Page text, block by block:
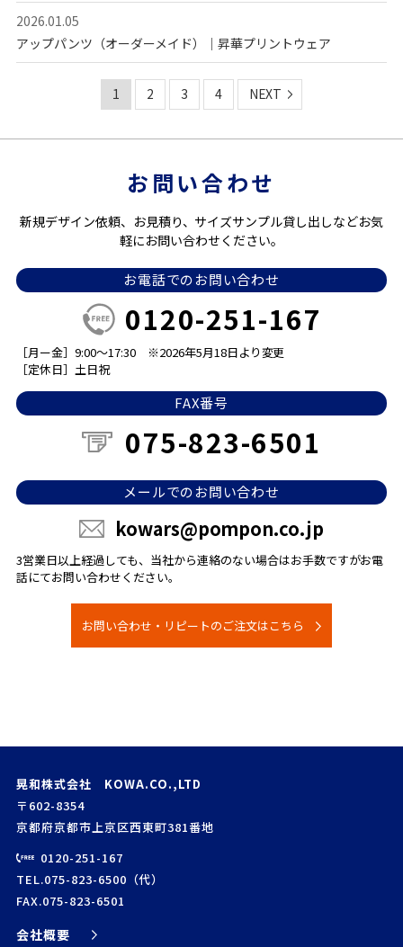
2026.01.05
アップパンツ（オーダーメイド）｜昇華プリントウェア
1 2 3 4 NEXT
お問い合わせ
新規デザイン依頼、お見積り、サイズサンプル貸し出しなどお気
軽にお問い合わせください。
お電話でのお問い合わせ
0120-251-167
［月ー金］9:00～17:30
※2026年5月18日より変更
［定休日］土日祝
FAX番号
075-823-6501
メールでのお問い合わせ
kowars@pompon.co.jp
3営業日以上経過しても、当社から連絡のない場合はお手数ですがお電
話にてお問い合わせください。
お問い合わせ・リピートのご注文はこちら
晃和株式会社 KOWA.CO.,LTD
〒602-8354
京都府京都市上京区西東町381番地
0120-251-167
TEL.075-823-6500（代）
FAX.075-823-6501
会社概要